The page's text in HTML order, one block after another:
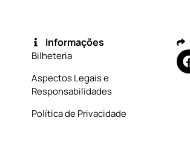
Informações
Bilheteria
Aspectos Legais e
Responsabilidades
Política de Privacidade